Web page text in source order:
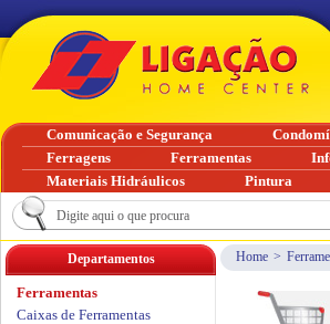
Home >
Departamentos
Ferramentas
Caixas de Ferramentas
Comunicação e Segurança
Ferragens
Ferramentas
Materiais Hidráulicos
Pintura